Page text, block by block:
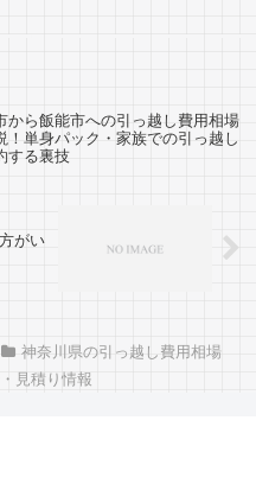
から飯能市への引っ越し費用相場
！単身パック・家族での引っ越し
する裏技
がい
神奈川県の引っ越し費用相場
見積り情報